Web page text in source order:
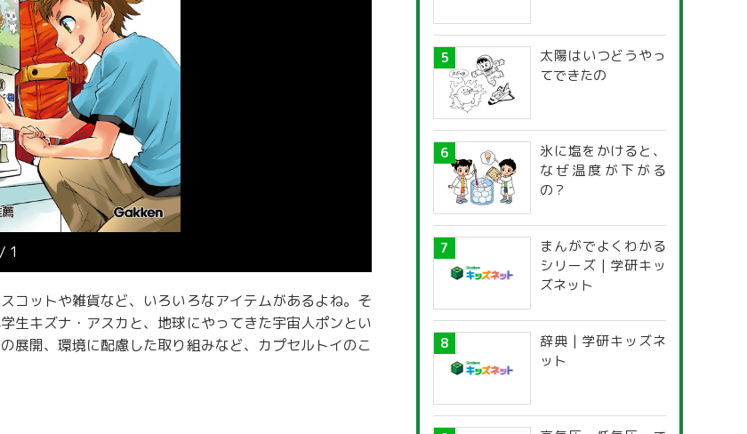
1
/
コットや雑貨など、いろいろなアイテムがあるよね。そ
生キズナ・アスカと、地球にやってきた宇宙人ポンとい
展開、環境に配慮した取り組みなど、カプセルトイのこ
太陽はいつどうやっ
てできたの
氷に塩をかけると、
なぜ温度が下がる
の？
まんがでよくわかる
シリーズ | 学研キッ
ズネット
辞典 | 学研キッズネ
ット